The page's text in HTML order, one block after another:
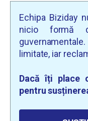
Echipa Biziday
nicio formă
limitate, iar
Dacă îți place
pentru